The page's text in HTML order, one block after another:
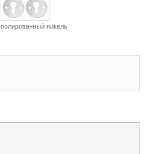
полированный никель